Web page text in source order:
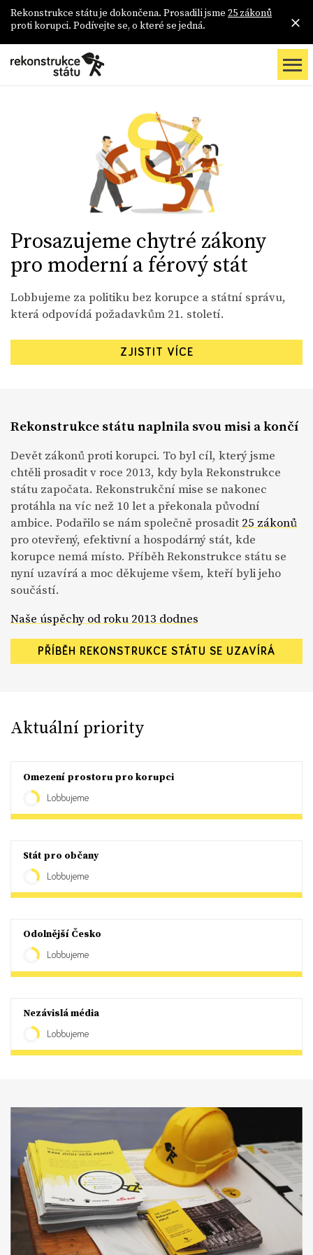
Rekonstrukce státu je dokončena. Prosadili jsme 25 zákonů
proti korupci. Podívejte se, o které se jedná.
Prosazujeme chytré zákony
pro moderní a férový stát
Lobbujeme za politiku bez korupce a státní správu,
která odpovídá požadavkům 21. století.
ZJISTIT VÍCE
Rekonstrukce státu naplnila svou misi a končí
Devět zákonů proti korupci. To byl cíl, který jsme
chtěli prosadit v roce 2013, kdy byla Rekonstrukce
státu započata. Rekonstrukční mise se nakonec
protáhla na víc než 10 let a překonala původní
ambice. Podařilo se nám společně prosadit 25 zákonů
pro otevřený, efektivní a hospodárný stát, kde
korupce nemá místo. Příběh Rekonstrukce státu se
nyní uzavírá a moc děkujeme všem, kteří byli jeho
součástí.
Naše úspěchy od roku 2013 dodnes
PŘÍBĚH REKONSTRUKCE STÁTU SE UZAVÍRÁ
Aktuální priority
Omezení prostoru pro korupci
Lobbujeme
Stát pro občany
Lobbujeme
Odolnější Česko
Lobbujeme
Nezávislá média
Lobbujeme